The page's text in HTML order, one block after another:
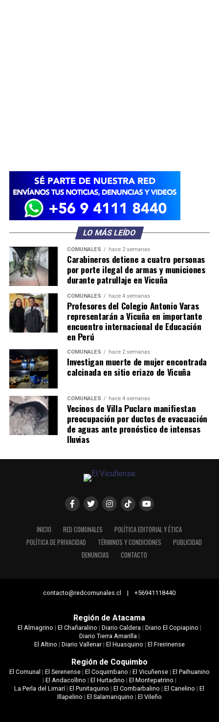
LO MÁS LEÍDO
COMUNALES hace 2 semanas
Carabineros detiene a cuatro personas
por porte ilegal de armas y municiones
durante patrullaje en Vicuña
COMUNALES hace 4 semanas
Profesores del Colegio Antonio Varas
representarán a Vicuña en importante
encuentro internacional de Educación
en Perú
COMUNALES hace 2 semanas
Investigan muerte de mujer encontrada
calcinada en sitio eriazo de Vicuña
COMUNALES hace 4 semanas
Vecinos de Villa Puclaro manifiestan
preocupación por ductos de evacuación
de aguas ante pronóstico de intensas
lluvias
INICIO RED COMUNALES
POLÍTICA EDITORIAL Y ÉTICA
POLÍTICA DE PRIVACIDAD
TÉRMINOS Y CONDICIONES
PUBLICIDAD
DENUNCIAS
CONTACTO
contacto@redcomunales.cl | +56941118440
Región de Atacama
El Almagrino | El Chañaralino | Diario Caldera| Diario El Copiapino |
Diario Tierra Amarilla|
El Altino | Diario Vallenar| El Huasquino | El Freirinense
Región de Coquimbo
El Comunal | El Serenense| El Coquimbano | El Vicuñense| El Paihuanino
| El Andacollino | El Hurtadino | El Montepatrino |
La Perla del Limarí|El Punitaquino |El Combarbalino |El Canelino |El
Illapelino | El Salamanquino | El Vileño